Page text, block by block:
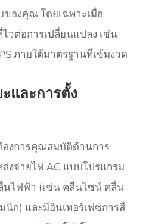
องคุณ โดยเฉพาะเมื่อ
วต่อการเปลี่ยนแปลง เช่น
ภายใต้มาตรฐานที่เข้มงวด
และการตั้ง
งการคุณสมบัติด้านการ
งจ่ายไฟ AC แบบโปรแกรม
นไฟฟ้า (เช่น คลื่นไซน์ คลื่น
นิก) และมีอินเทอร์เฟซการสื่